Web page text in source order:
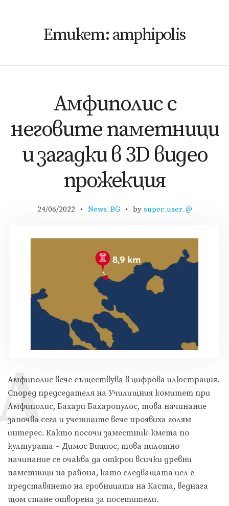
Етикет: amphipolis
Амфиполис с
неговите паметници
и загадки в 3D видео
прожекция
24/06/2022 News_BG by super_user_@
Амфиполис вече съществува в цифрова илюстрация.
Според председателя на Училищния комитет при
Амфиполис, Бахари Бахаропулос, това начинание
започва сега и учениците вече проявиха голям
интерес. Както посочи заместник-кмета по
културата – Димос Вициос, това пилотно
начинание се очаква да открои всички древни
паметници на района, като следващата цел е
представянето на гробницата на Каста, веднага
щом стане отворена за посетители.